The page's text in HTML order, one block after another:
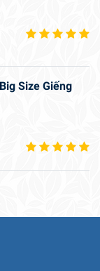
Size Giếng